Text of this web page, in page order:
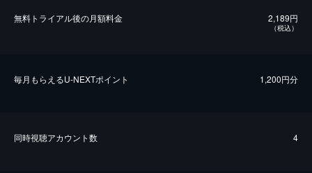
無料トライアル後の⽉額料金 2,189円
（税込）
毎⽉もらえるU-NEXTポイント 1,200円分
同時視聴アカウント数 4